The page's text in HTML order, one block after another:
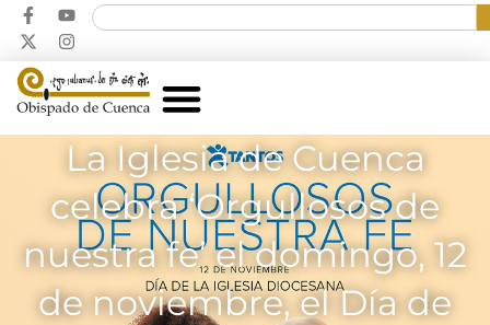
La Iglesia de Cuenca
celebra ‘Orgullosos de
nuestra fe’ el domingo, 12
de noviembre, el Día de